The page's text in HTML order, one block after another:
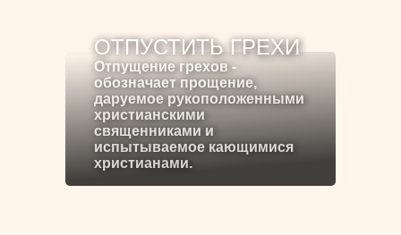
ОТПУСТИТЬ ГРЕХИ
Отпущение грехов -
обозначает прощение,
даруемое рукоположенными
христианскими
священниками и
испытываемое кающимися
христианами.